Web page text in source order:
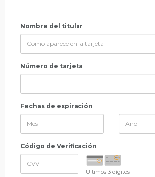
Nombre del titular
Número de tarjeta
Fechas de expiración
Código de Verificación
Ultimos 3 dígitos